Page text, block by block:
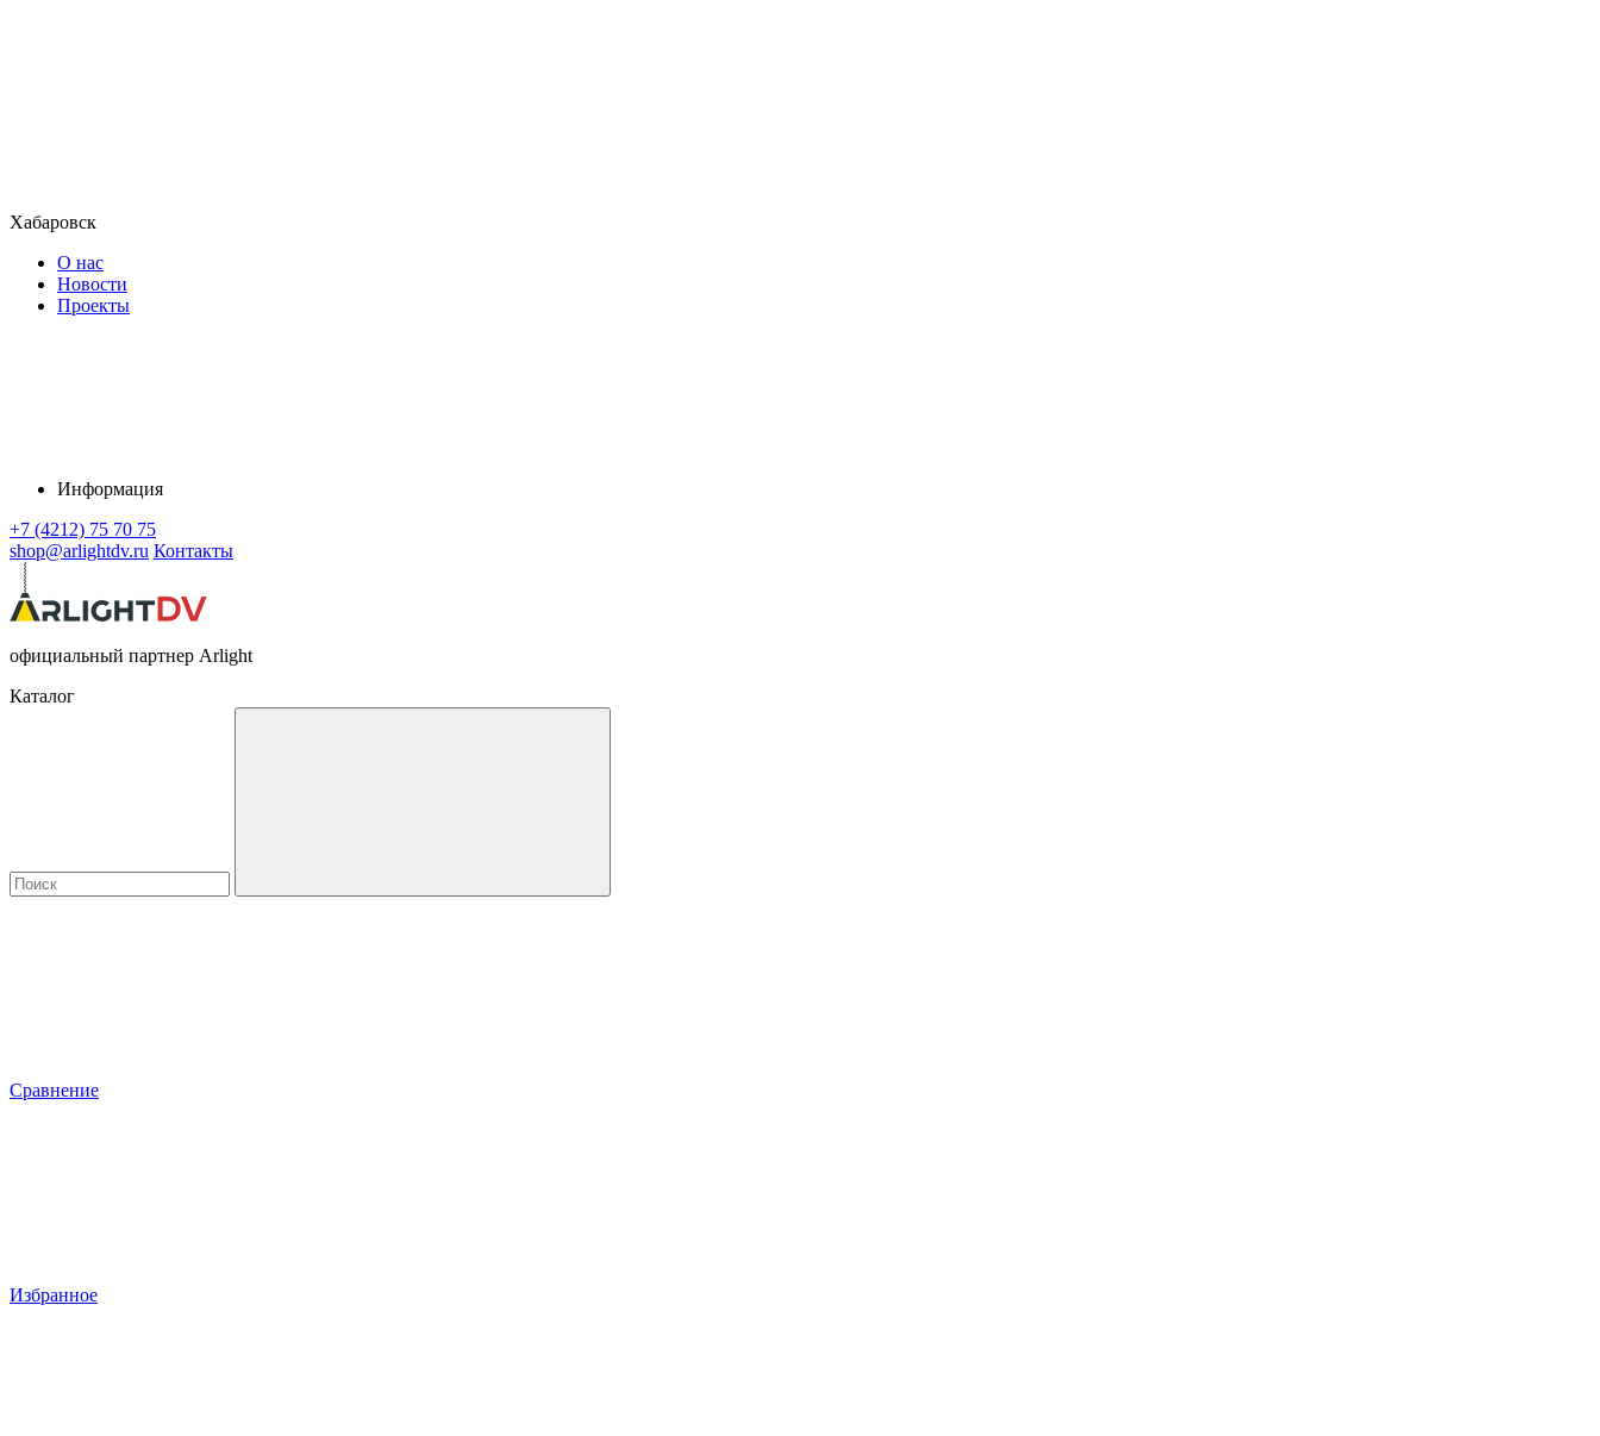
Хабаровск
О нас
Новости
Проекты
Информация
+7 (4212) 75 70 75
shop@arlightdv.ru Контакты
официальный партнер Arlight
Каталог
Сравнение
Избранное